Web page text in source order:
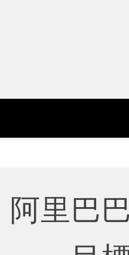
阿里巴